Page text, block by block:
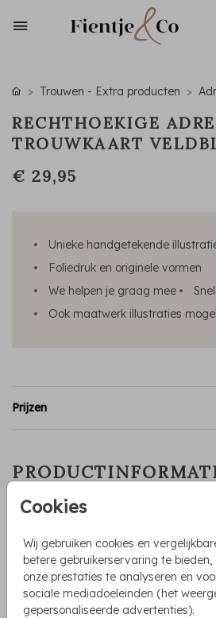
Cookies
Wij gebruiken cookies en
betere gebruikerservaring te bieden,
onze prestaties te analyseren en
sociale mediadoeleinden (het
gepersonaliseerde advertenties).
Trouwen - Extra producten
RECHTHOEKIGE
TROUWKAART
€ 29,95
Unieke handgetekende
Foliedruk en originele vormen
We helpen je graag mee
Ook maatwerk illustraties
Prijzen
OMSCHRIJVING
veldboeket. LET OP: Voer voordat je
aantal in bij "opties selecteren".
COLLECTIE